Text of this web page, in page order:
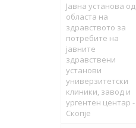
Јавна установа од
областа на
здравството за
потребите на
јавните
здравствени
установи
универзитетски
клиники, завод и
ургентен центар -
Скопје